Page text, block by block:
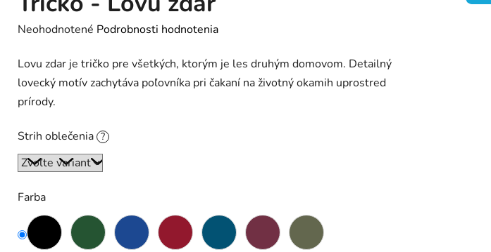
Priemerné
produktu
je
0,0
5
hviezdičiek.
Neohodnotené Podrobnosti hodnotenia
Lovu zdar je tričko pre všetkých, ktorým je les druhým domovom. Detailný
lovecký motív zachytáva poľovníka pri čakaní na životný okamih uprostred
prírody.
Strih oblečenia ?
Farba